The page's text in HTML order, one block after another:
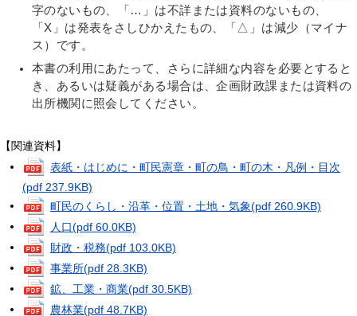
字のないもの、「…」は不詳または資料のないもの、
「X」は発表をさしひかえたもの、「△」は減少（マイナ
ス）です。
本書の利用にあたって、さらに詳細な内容を必要とすると
き、あるいは疑義がある場合は、企画財政課または資料の
出所機関に照会してください。
【関連資料】
表紙・はじめに・町民憲章・町の鳥・町の木・凡例・目次
(pdf 237.9KB)
町民のくらし・沿革・位置・土地・気象(pdf 260.9KB)
人口(pdf 60.0KB)
財政・税務(pdf 103.0KB)
事業所(pdf 28.3KB)
鉱、工業・商業(pdf 30.5KB)
農林業(pdf 48.7KB)